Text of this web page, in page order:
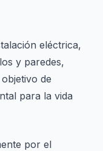
eléctrica,
y paredes,
de
para la vida
por el